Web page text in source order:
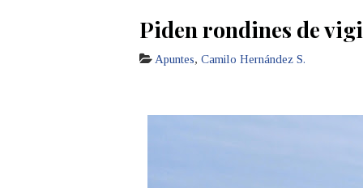
Piden rondines de
Apuntes, Camilo Hernández S.